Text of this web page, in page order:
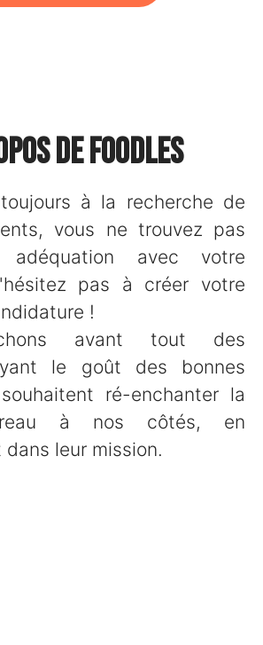
de Foodles
à la recherche de
vous ne trouvez pas
avec votre
pas à créer votre
!
avant tout des
le goût des bonnes
ré-enchanter la
à nos côtés, en
dans leur mission.